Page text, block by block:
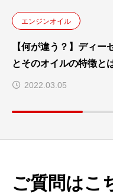
エンジンオイル
【何が違う？】ディー
とそのオイルの特徴と
ディーゼルとクリーン
2022.03.05
ご質問はこ